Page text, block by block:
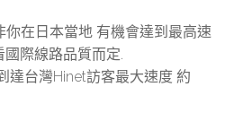
在日本當地 有機會達到最高速
際線路品質而定.
達台灣Hinet訪客最大速度 約